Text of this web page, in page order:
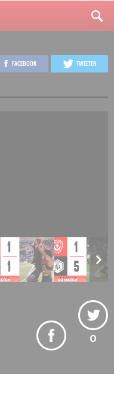
FACEBOOK TWEETER
0